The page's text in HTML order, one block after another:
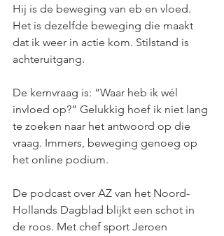
Hij is de beweging van eb en vloed.
Het is dezelfde beweging die maakt
dat ik weer in actie kom. Stilstand is
achteruitgang.
De kernvraag is: “Waar heb ik wél
invloed op?” Gelukkig hoef ik niet lang
te zoeken naar het antwoord op die
vraag. Immers, beweging genoeg op
het online podium.
De podcast over AZ van het Noord-
Hollands Dagblad blijkt een schot in
de roos. Met chef sport Jeroen